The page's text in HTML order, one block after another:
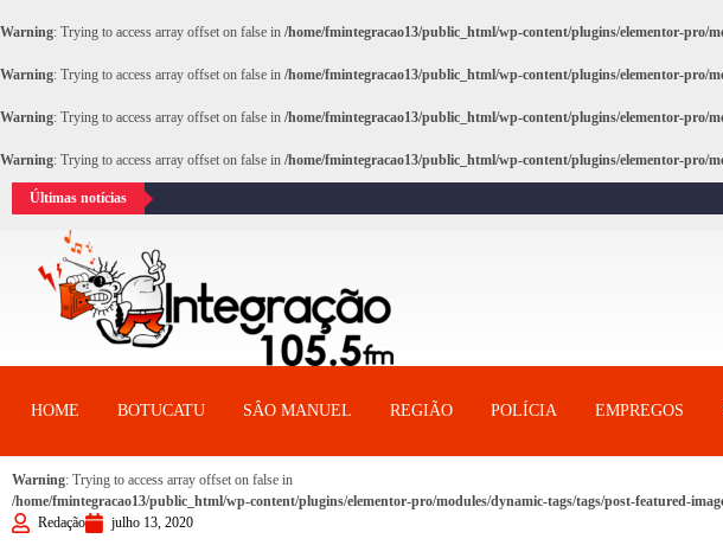
Warning: Trying to access array offset on false in /home/fmintegracao13/public_html/wp-content/plugins/elementor-pro/
Warning: Trying to access array offset on false in /home/fmintegracao13/public_html/wp-content/plugins/elementor-pro/
Warning: Trying to access array offset on false in /home/fmintegracao13/public_html/wp-content/plugins/elementor-pro/
Warning: Trying to access array offset on false in /home/fmintegracao13/public_html/wp-content/plugins/elementor-pro/
Últimas notícias
HOME BOTUCATU SÂO MANUEL REGIÃO POLÍCIA EMPREGOS
Warning: Trying to access array offset on false in
/home/fmintegracao13/public_html/wp-content/plugins/elementor-pro/modules/dynamic-tags/tags/post-featured-
Redação
julho 13, 2020